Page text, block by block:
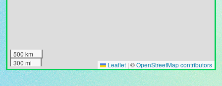
500 km
300 mi
Leaflet | ©OpenStreetMap contributors